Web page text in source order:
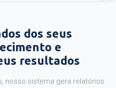
dos seus
e
resultados
nosso sistema gera relatórios